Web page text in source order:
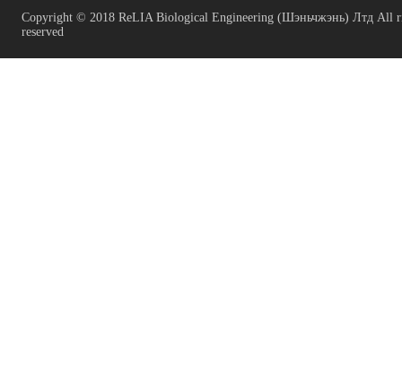
Copyright © 2018 ReLIA Biological Engineering (Шэньчжэнь) Лтд All
reserved